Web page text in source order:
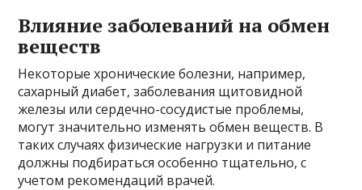
Влияние заболеваний на обмен
веществ
Некоторые хронические болезни, например,
сахарный диабет, заболевания щитовидной
железы или сердечно-сосудистые проблемы,
могут значительно изменять обмен веществ. В
таких случаях физические нагрузки и питание
должны подбираться особенно тщательно, с
учетом рекомендаций врачей.